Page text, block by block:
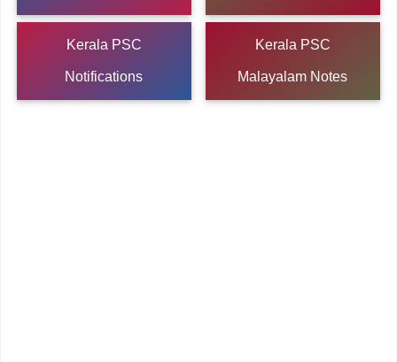
Kerala PSC
Notifications
Kerala PSC
Malayalam Notes